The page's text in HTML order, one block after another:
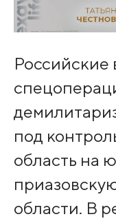
Российские
под
область на
области. В